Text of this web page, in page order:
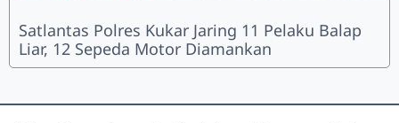
Satlantas Polres Kukar Jaring 11 Pelaku Balap
Liar, 12 Sepeda Motor Diamankan